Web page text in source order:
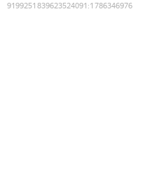
9199251839623524091 :1786346976